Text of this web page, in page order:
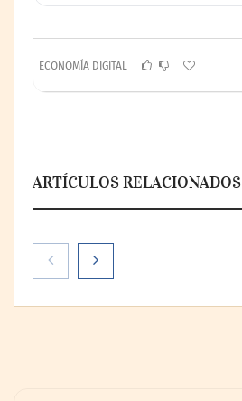
ECONOMÍA DIGITAL
ARTÍCULOS RELACIONADOS